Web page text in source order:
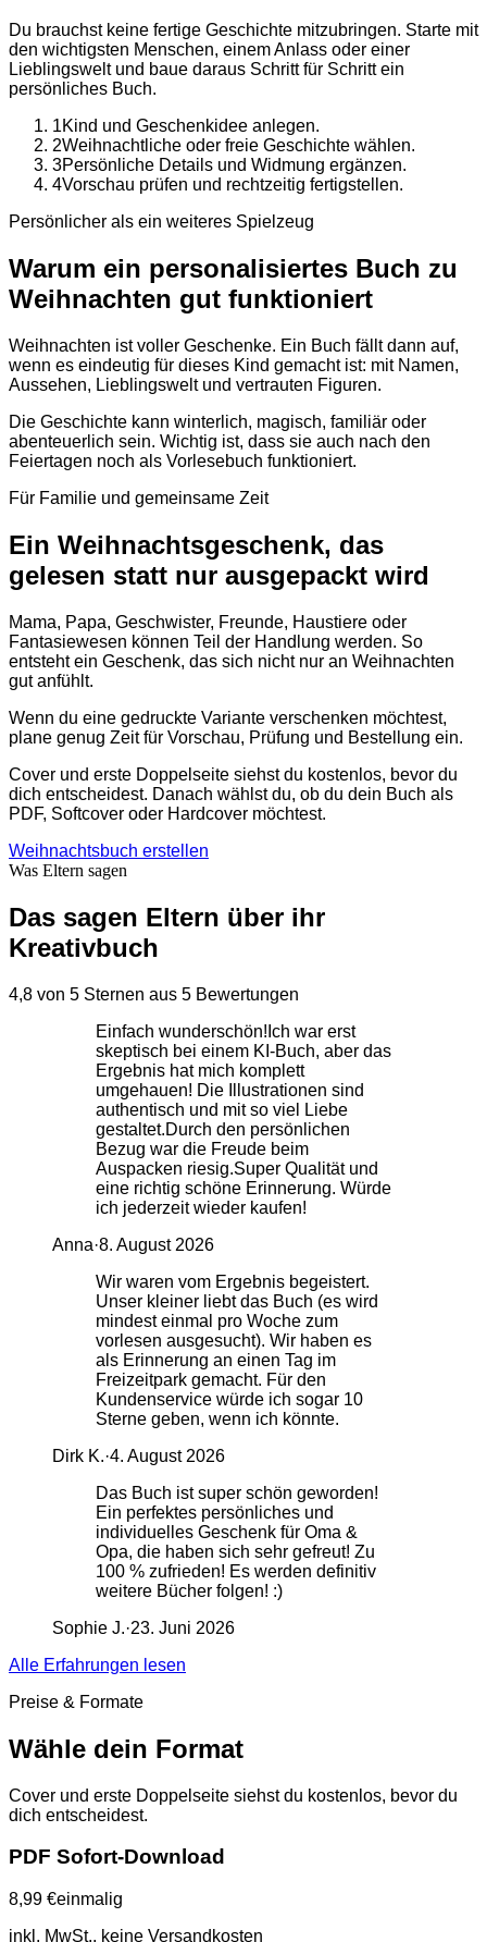
Du brauchst keine fertige Geschichte mitzubringen. Starte mit
den wichtigsten Menschen, einem Anlass oder einer
Lieblingswelt und baue daraus Schritt für Schritt ein
persönliches Buch.
1Kind und Geschenkidee anlegen.
2Weihnachtliche oder freie Geschichte wählen.
3Persönliche Details und Widmung ergänzen.
4Vorschau prüfen und rechtzeitig fertigstellen.
Persönlicher als ein weiteres Spielzeug
Warum ein personalisiertes Buch zu
Weihnachten gut funktioniert
Weihnachten ist voller Geschenke. Ein Buch fällt dann auf,
wenn es eindeutig für dieses Kind gemacht ist: mit Namen,
Aussehen, Lieblingswelt und vertrauten Figuren.
Die Geschichte kann winterlich, magisch, familiär oder
abenteuerlich sein. Wichtig ist, dass sie auch nach den
Feiertagen noch als Vorlesebuch funktioniert.
Für Familie und gemeinsame Zeit
Ein Weihnachtsgeschenk, das
gelesen statt nur ausgepackt wird
Mama, Papa, Geschwister, Freunde, Haustiere oder
Fantasiewesen können Teil der Handlung werden. So
entsteht ein Geschenk, das sich nicht nur an Weihnachten
gut anfühlt.
Wenn du eine gedruckte Variante verschenken möchtest,
plane genug Zeit für Vorschau, Prüfung und Bestellung ein.
Cover und erste Doppelseite siehst du kostenlos, bevor du
dich entscheidest. Danach wählst du, ob du dein Buch als
PDF, Softcover oder Hardcover möchtest.
Weihnachtsbuch erstellen
Was Eltern sagen
Das sagen Eltern über ihr
Kreativbuch
4,8 von 5 Sternen aus 5 Bewertungen
Einfach wunderschön! ​Ich war erst
skeptisch bei einem KI-Buch, aber das
Ergebnis hat mich komplett
umgehauen! Die Illustrationen sind
authentisch und mit so viel Liebe
gestaltet. ​Durch den persönlichen
Bezug war die Freude beim
Auspacken riesig. ​Super Qualität und
eine richtig schöne Erinnerung. Würde
ich jederzeit wieder kaufen!
Anna·8. August 2026
Wir waren vom Ergebnis begeistert.
Unser kleiner liebt das Buch (es wird
mindest einmal pro Woche zum
vorlesen ausgesucht). Wir haben es
als Erinnerung an einen Tag im
Freizeitpark gemacht. Für den
Kundenservice würde ich sogar 10
Sterne geben, wenn ich könnte.
Dirk K.·4. August 2026
Das Buch ist super schön geworden!
Ein perfektes persönliches und
individuelles Geschenk für Oma &
Opa, die haben sich sehr gefreut! Zu
100 % zufrieden! Es werden definitiv
weitere Bücher folgen! :)
Sophie J.·23. Juni 2026
Alle Erfahrungen lesen
Preise & Formate
Wähle dein Format
Cover und erste Doppelseite siehst du kostenlos, bevor du
dich entscheidest.
PDF Sofort-Download
8,99 €einmalig
inkl. MwSt., keine Versandkosten